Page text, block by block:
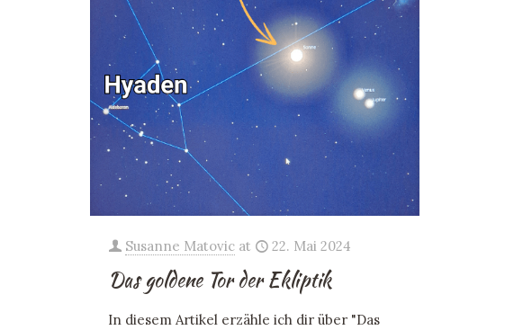
Susanne Matovic at 22. Mai 2024
Das goldene Tor der Ekliptik
In diesem Artikel erzähle ich dir über "Das